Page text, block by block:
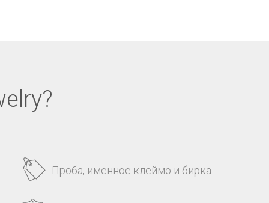
Проба, именное клеймо и бирка